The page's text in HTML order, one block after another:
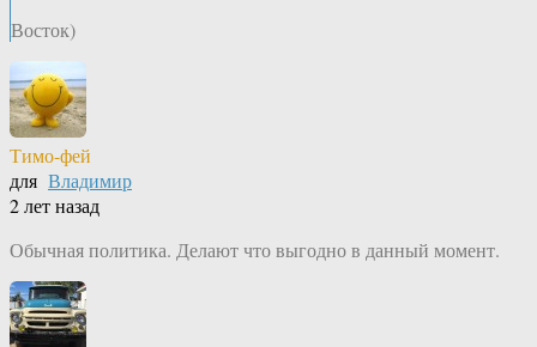
Восток)
Тимо-фей
для Владимир
2 лет назад
Обычная политика. Делают что выгодно в данный момент.